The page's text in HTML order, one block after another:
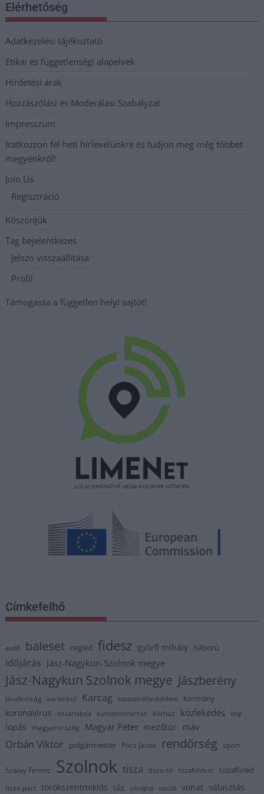
Elérhetőség
Adatkezelési tájékoztató
Etikai és függetlenségi alapelvek
Hirdetési árak
Hozzászólási és Moderálási Szabályzat
Impresszum
Iratkozzon fel heti hírlevelünkre és tudjon meg még többet
megyénkről!
Join Us
Regisztráció
Köszönjük
Tag bejelentkezés
Jelszó visszaállítása
Profil
Támogassa a független helyi sajtót!
Címkefelhő
autó baleset cegléd fidesz györfi mihály háború
időjárás Jász-Nagykun-Szolnok megye
Jász-Nagykun Szolnok megye Jászberény
Jászkunság karambol Karcag katasztrófavédelem kormány
koronavírus kosárlabda kunszentmárton kórház közlekedés lmp
lopás magyarország Magyar Péter mezőtúr máv
Orbán Viktor polgármester Pócs János rendőrség sport
Szalay Ferenc Szolnok tisza tisza-tó tiszaföldvár tiszafüred
tisza part törökszentmiklós tűz ukrajna vasút vonat választás